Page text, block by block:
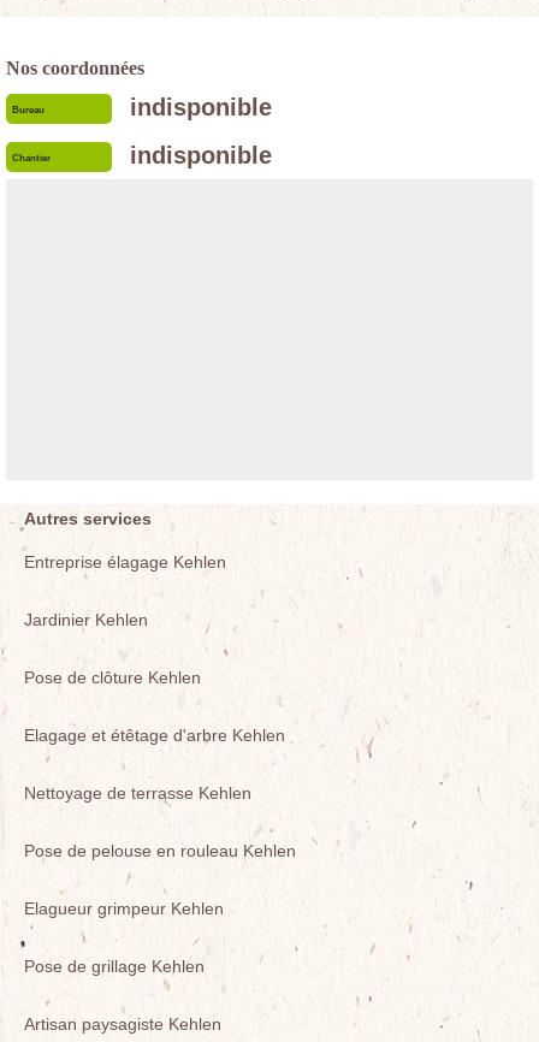
Nos coordonnées
Bureau indisponible
Chantier indisponible
Autres services
Entreprise élagage Kehlen
Jardinier Kehlen
Pose de clôture Kehlen
Elagage et étêtage d'arbre Kehlen
Nettoyage de terrasse Kehlen
Pose de pelouse en rouleau Kehlen
Elagueur grimpeur Kehlen
Pose de grillage Kehlen
Artisan paysagiste Kehlen